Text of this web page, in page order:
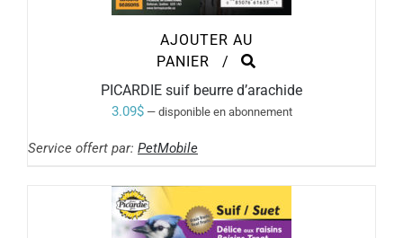
AJOUTER AU
PANIER
/
PICARDIE suif beurre d’arachide
3.09$ —disponible en abonnement
Service offert par: PetMobile